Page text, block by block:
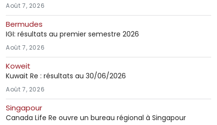
Août 7, 2026
Bermudes
IGI: résultats au premier semestre 2026
Août 7, 2026
Koweit
Kuwait Re : résultats au 30/06/2026
Août 7, 2026
Singapour
Canada Life Re ouvre un bureau régional à Singapour